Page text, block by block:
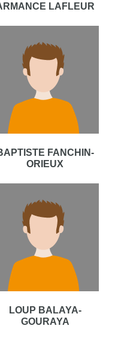
LAFLEUR
FANCHIN-
ORIEUX
LOUP BALAYA-
GOURAYA